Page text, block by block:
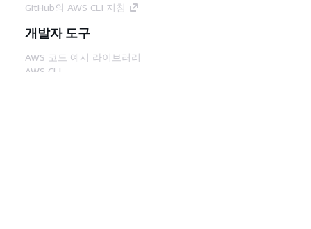
GitHub의 AWS CLI 지침
개발자 도구
AWS 코드 예시 라이브러리
AWS CLI